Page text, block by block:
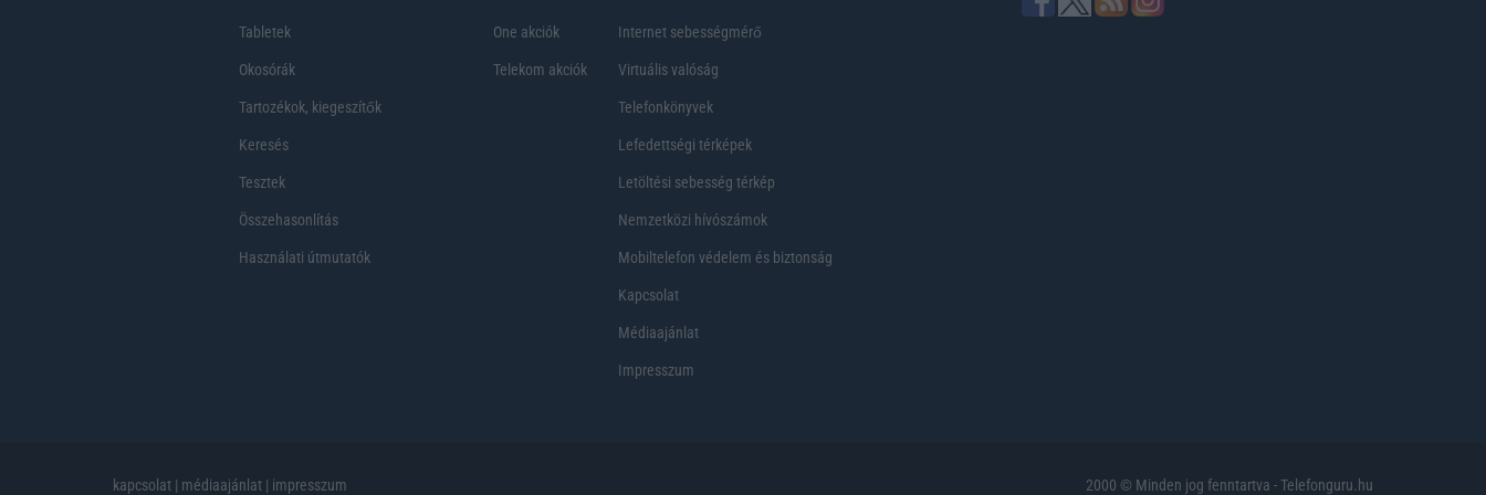
Tabletek
Okosórák
Tartozékok, kiegeszítők
Keresés
Tesztek
Összehasonlítás
Használati útmutatók
One akciók
Telekom akciók
Internet sebességmérő
Virtuális valóság
Telefonkönyvek
Lefedettségi térképek
Letöltési sebesség térkép
Nemzetközi hívószámok
Mobiltelefon védelem és biztonság
Kapcsolat
Médiaajánlat
Impresszum
kapcsolat | médiaajánlat | impresszum 2000 © Minden jog fenntartva - Telefonguru.hu